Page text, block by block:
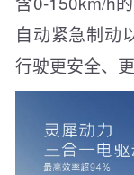
自动紧急制动
行驶更安全、更